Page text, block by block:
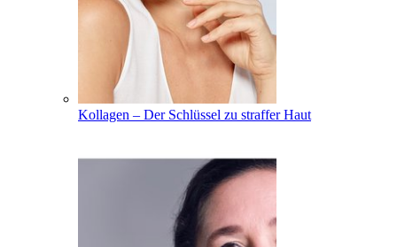
Kollagen – Der Schlüssel zu straffer Haut